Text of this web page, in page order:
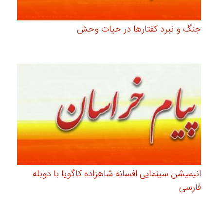
جنگ و نبرد کفتارها در حیات وحش
انیمیشن سینمایی افسانه شاهزاده کاگویا با دوبله
فارسی